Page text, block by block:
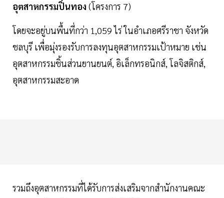
อุตสาหกรรมปิ่นทอง (โครงการ 7)
โดยจะอยู่บนพื้นที่กว่า 1,059 ไร่ ในอำเภอศรีราชา จังหวัด
ชลบุรี เพื่อมุ่งรองรับการลงทุนอุตสาหกรรมเป้าหมาย เช่น
อุตสาหกรรมชิ้นส่วนยานยนต์, อิเล็กทรอนิกส์, โลจิสติกส์,
อุตสาหกรรมสะอาด
รวมถึงอุตสาหกรรมที่ได้รับการส่งเสริมจากสำนักงานคณะ